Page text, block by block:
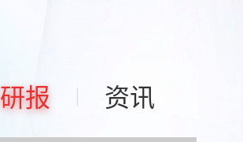
研报 资讯